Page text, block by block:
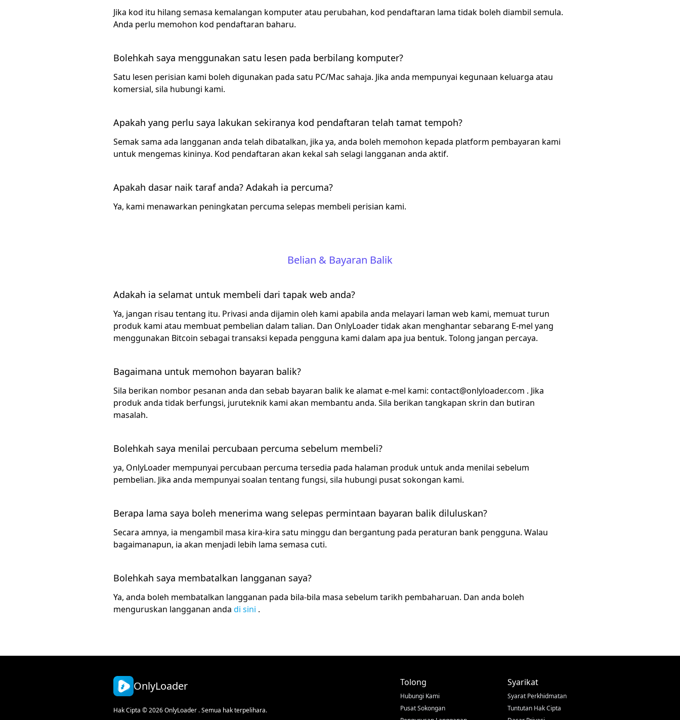
Jika kod itu hilang semasa kemalangan komputer atau perubahan, kod pendaftaran lama tidak boleh diambil semula.
Anda perlu memohon kod pendaftaran baharu.
Bolehkah saya menggunakan satu lesen pada berbilang komputer?
Satu lesen perisian kami boleh digunakan pada satu PC/Mac sahaja. Jika anda mempunyai kegunaan keluarga atau
komersial, sila hubungi kami.
Apakah yang perlu saya lakukan sekiranya kod pendaftaran telah tamat tempoh?
Semak sama ada langganan anda telah dibatalkan, jika ya, anda boleh memohon kepada platform pembayaran kami
untuk mengemas kininya. Kod pendaftaran akan kekal sah selagi langganan anda aktif.
Apakah dasar naik taraf anda? Adakah ia percuma?
Ya, kami menawarkan peningkatan percuma selepas membeli perisian kami.
Belian & Bayaran Balik
Adakah ia selamat untuk membeli dari tapak web anda?
Ya, jangan risau tentang itu. Privasi anda dijamin oleh kami apabila anda melayari laman web kami, memuat turun
produk kami atau membuat pembelian dalam talian. Dan OnlyLoader tidak akan menghantar sebarang E-mel yang
menggunakan Bitcoin sebagai transaksi kepada pengguna kami dalam apa jua bentuk. Tolong jangan percaya.
Bagaimana untuk memohon bayaran balik?
Sila berikan nombor pesanan anda dan sebab bayaran balik ke alamat e-mel kami: contact@onlyloader.com . Jika
produk anda tidak berfungsi, juruteknik kami akan membantu anda. Sila berikan tangkapan skrin dan butiran
masalah.
Bolehkah saya menilai percubaan percuma sebelum membeli?
ya, OnlyLoader mempunyai percubaan percuma tersedia pada halaman produk untuk anda menilai sebelum
pembelian. Jika anda mempunyai soalan tentang fungsi, sila hubungi pusat sokongan kami.
Berapa lama saya boleh menerima wang selepas permintaan bayaran balik diluluskan?
Secara amnya, ia mengambil masa kira-kira satu minggu dan bergantung pada peraturan bank pengguna. Walau
bagaimanapun, ia akan menjadi lebih lama semasa cuti.
Bolehkah saya membatalkan langganan saya?
Ya, anda boleh membatalkan langganan pada bila-bila masa sebelum tarikh pembaharuan. Dan anda boleh
menguruskan langganan anda di sini .
OnlyLoader
Hak Cipta © 2026 OnlyLoader . Semua hak terpelihara.
Tolong
Hubungi Kami
Pusat Sokongan
Syarikat
Syarat Perkhidmatan
Tuntutan Hak Cipta